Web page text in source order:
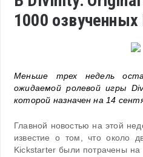
1000 озвученных
Меньше трех недель
ожидаемой ролевой игры
которой назначен на 14
Главной новостью на этой
известие о том, что около
Kickstarter были потрачены на